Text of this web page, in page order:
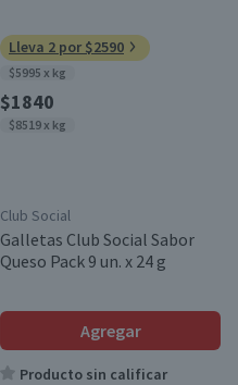
Lleva 2 por $2590
$5995 x kg
$1840
$8519 x kg
Club Social
Galletas Club Social Sabor
Queso Pack 9 un. x 24 g
Agregar
Producto sin calificar